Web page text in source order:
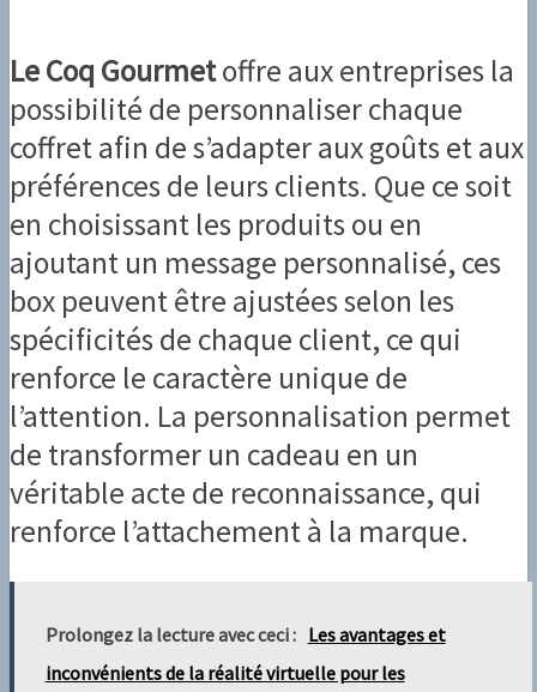
Le Coq Gourmetoffre aux entreprises la
possibilité de personnaliser chaque
coffret afin de s’adapter aux goûts et aux
préférences de leurs clients. Que ce soit
en choisissant les produits ou en
ajoutant un message personnalisé, ces
box peuvent être ajustées selon les
spécificités de chaque client, ce qui
renforce le caractère unique de
l’attention. La personnalisation permet
de transformer un cadeau en un
véritable acte de reconnaissance, qui
renforce l’attachement à la marque.
Prolongez la lecture avec ceci : Les avantages et
inconvénients de la réalité virtuelle pour les